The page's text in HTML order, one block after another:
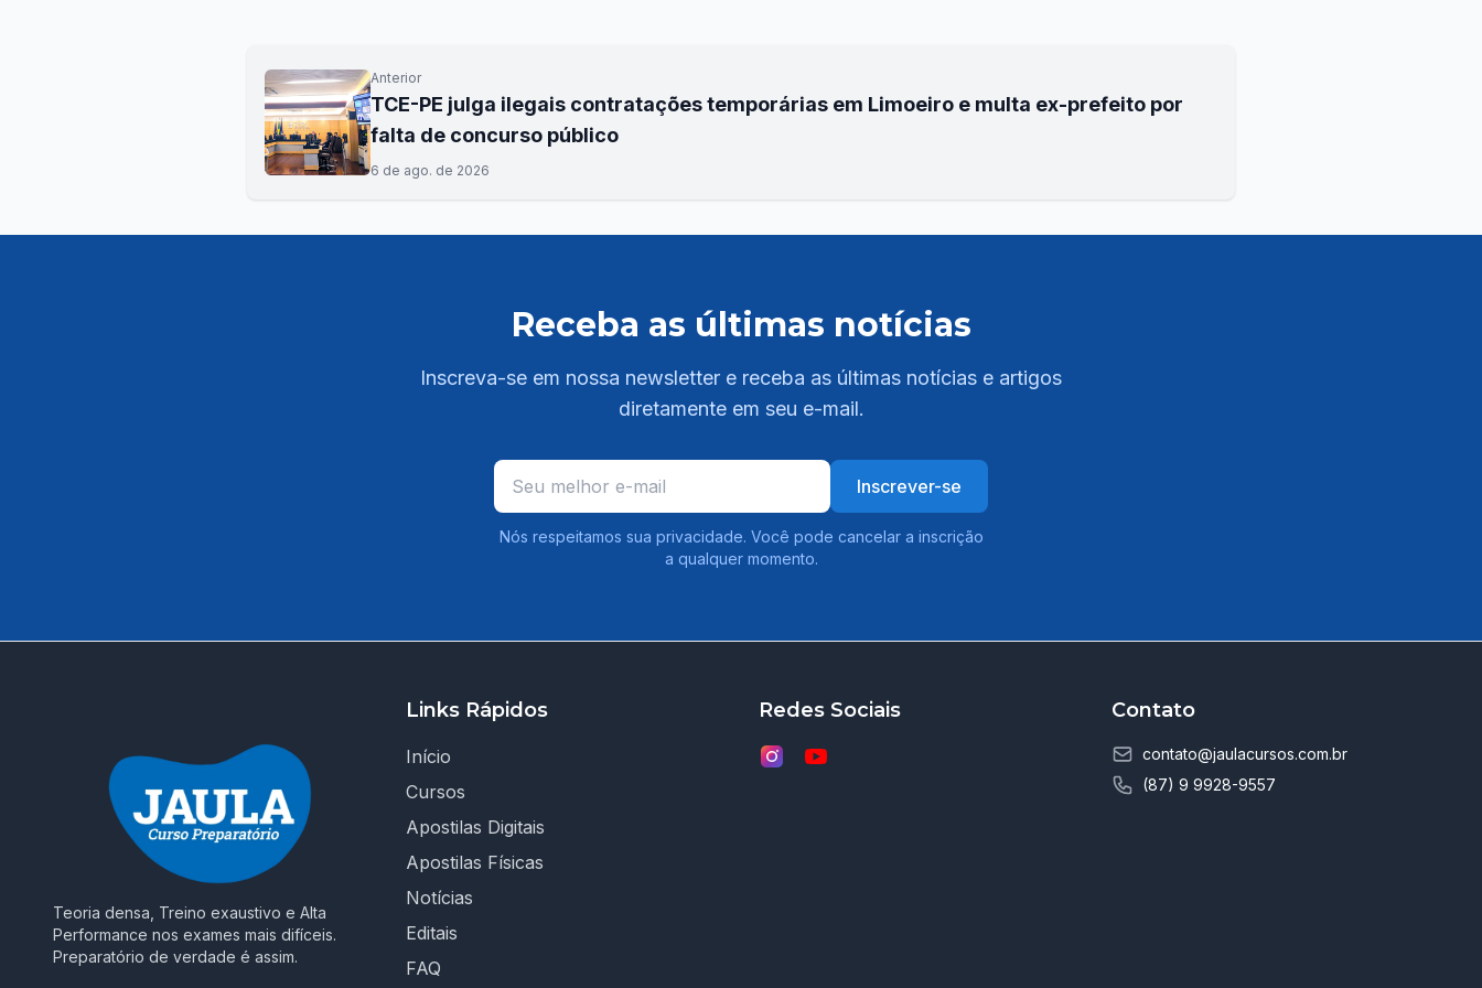
Anterior
TCE-PE julga ilegais contratações temporárias em Limoeiro e multa ex-prefeito por
falta de concurso público
6 de ago. de 2026
Receba as últimas notícias
Inscreva-se em nossa newsletter e receba as últimas notícias e artigos
diretamente em seu e-mail.
Inscrever-se
Nós respeitamos sua privacidade. Você pode cancelar a inscrição
a qualquer momento.
Teoria densa, Treino exaustivo e Alta
Performance nos exames mais difíceis.
Preparatório de verdade é assim.
Links Rápidos
Início
Cursos
Apostilas Digitais
Apostilas Físicas
Notícias
Editais
FAQ
Redes Sociais Contato
contato@jaulacursos.com.br
(87) 9 9928-9557